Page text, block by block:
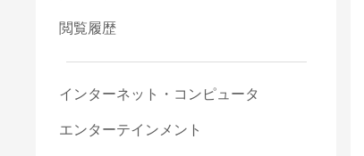
閲覧履歴
インターネット・コンピュータ
エンターテインメント